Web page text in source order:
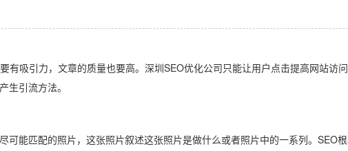
吸引力，文章的质量也要高。深圳SEO优化公司只能让用户点击提高网站访
生引流方法。
能匹配的照片，这张照片叙述这张照片是做什么或者照片中的一系列。SEO